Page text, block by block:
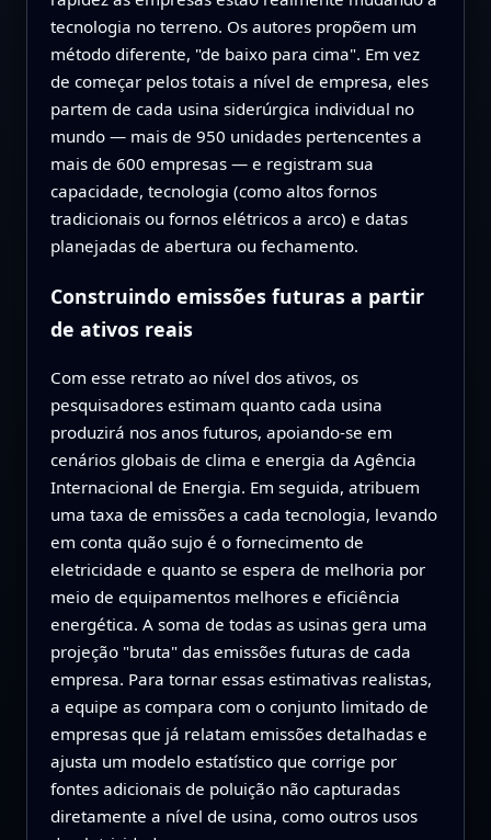
tecnologia no terreno. Os autores propõem um
método diferente, "de baixo para cima". Em vez
de começar pelos totais a nível de empresa, eles
partem de cada usina siderúrgica individual no
mundo — mais de 950 unidades pertencentes a
mais de 600 empresas — e registram sua
capacidade, tecnologia (como altos fornos
tradicionais ou fornos elétricos a arco) e datas
planejadas de abertura ou fechamento.
Construindo emissões futuras a partir
de ativos reais
Com esse retrato ao nível dos ativos, os
pesquisadores estimam quanto cada usina
produzirá nos anos futuros, apoiando‑se em
cenários globais de clima e energia da Agência
Internacional de Energia. Em seguida, atribuem
uma taxa de emissões a cada tecnologia, levando
em conta quão sujo é o fornecimento de
eletricidade e quanto se espera de melhoria por
meio de equipamentos melhores e eficiência
energética. A soma de todas as usinas gera uma
projeção "bruta" das emissões futuras de cada
empresa. Para tornar essas estimativas realistas,
a equipe as compara com o conjunto limitado de
empresas que já relatam emissões detalhadas e
ajusta um modelo estatístico que corrige por
fontes adicionais de poluição não capturadas
diretamente a nível de usina, como outros usos